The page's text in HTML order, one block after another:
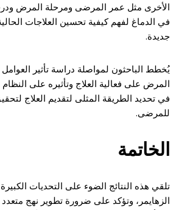
الأخرى مثل عمر المرضى ومرحلة المرض
في الدماغ لفهم كيفية تحسين العلاجات
جديدة.
يُخطط الباحثون لمواصلة دراسة تأثير
المرض على فعالية العلاج وتأثيره على النظام
في تحديد الطريقة المثلى لتقديم العلاج
للمرضى.
الخاتمة
تلقي هذه النتائج الضوء على التحديات
الزهايمر، وتؤكد على ضرورة تطوير نهج